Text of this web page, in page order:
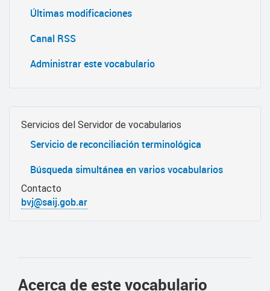
Últimas modificaciones
Canal RSS
Administrar este vocabulario
Servicios del Servidor de vocabularios
Servicio de reconciliación terminológica
Búsqueda simultánea en varios vocabularios
Contacto
bvj@saij.gob.ar
Acerca de este vocabulario